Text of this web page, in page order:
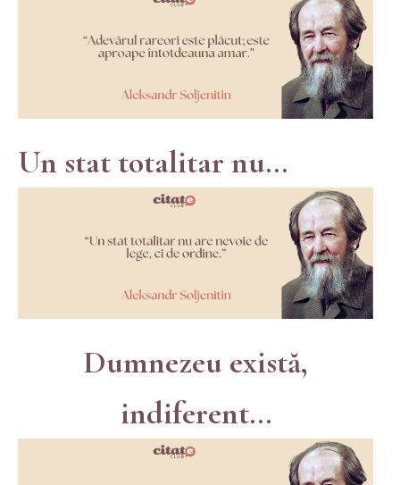
Un stat totalitar nu...
Dumnezeu există,
indiferent...